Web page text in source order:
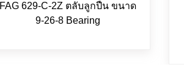
FAG 629-C-2Z ตลับลูกปืน ขนาด
9-26-8 Bearing